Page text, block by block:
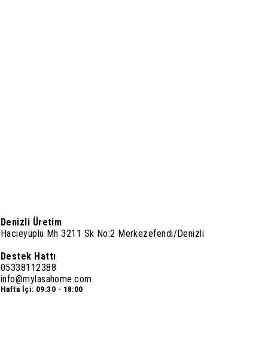
Denizli Üretim
Hacıeyüplü Mh 3211 Sk No:2 Merkezefendi/Denizli
Destek Hattı
05338112388
info@mylasahome.com
Hafta İçi: 09:30 - 18:00